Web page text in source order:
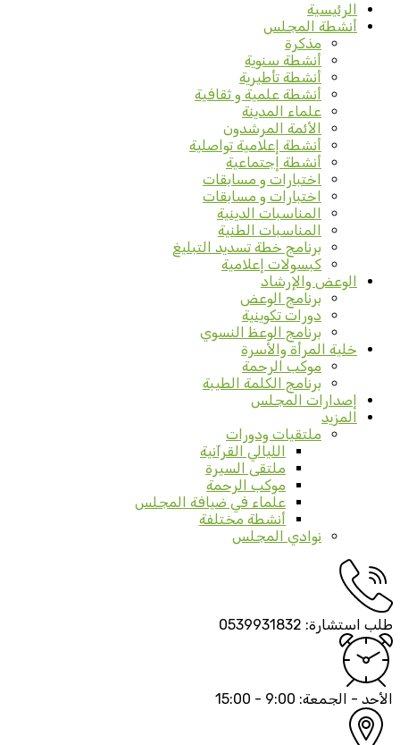
الرئيسية
أنشطة المجلس
مذكرة
أنشطة سنوية
أنشطة تأطيرية
أنشطة علمية و ثقافية
علماء المدينة
الأئمة المرشدون
أنشطة إعلامية تواصلية
أنشطة إجتماعية
اختبارات و مسابقات
اختبارات و مسابقات
المناسبات الدينية
المناسبات الطنية
برنامج خطة تسديد التبليغ
كبسولات إعلامية
الوعض والإرشاد
برنامج الوعض
دورات تكوينية
برنامج الوعظ النسوي
خلية المرأة والأسرة
موكب الرحمة
برنامج الكلمة الطيبة
إصدارات المجلس
المزيد
ملتقيات ودورات
الليالي القرآنية
ملتقى السيرة
موكب الرحمة
علماء في ضيافة المجلس
أنشطة مختلفة
نوادي المجلس
طلب استشارة: 0539931832
الأحد - الجمعة: 9:00 - 15:00